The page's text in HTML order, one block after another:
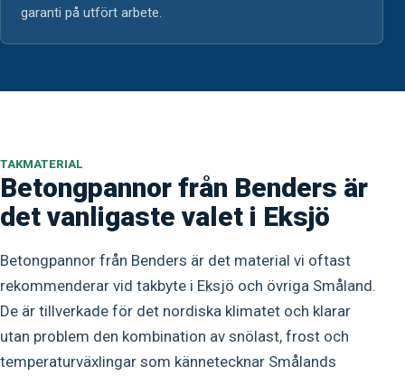
garanti på utfört arbete.
TAKMATERIAL
Betongpannor från Benders är
det vanligaste valet i Eksjö
Betongpannor från Benders är det material vi oftast
rekommenderar vid takbyte i Eksjö och övriga Småland.
De är tillverkade för det nordiska klimatet och klarar
utan problem den kombination av snölast, frost och
temperaturväxlingar som kännetecknar Smålands